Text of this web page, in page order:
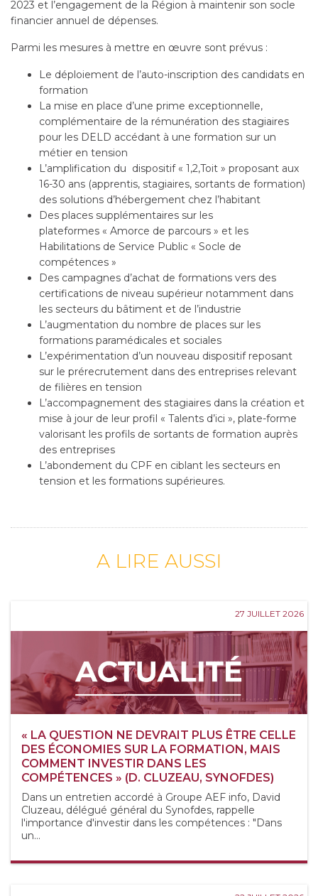
2023 et l’engagement de la Région à maintenir son socle
financier annuel de dépenses.
Parmi les mesures à mettre en œuvre sont prévus :
Le déploiement de l’auto-inscription des candidats en
formation
La mise en place d’une prime exceptionnelle,
complémentaire de la rémunération des stagiaires
pour les DELD accédant à une formation sur un
métier en tension
L’amplification du dispositif « 1,2,Toit » proposant aux
16-30 ans (apprentis, stagiaires, sortants de formation)
des solutions d’hébergement chez l’habitant
Des places supplémentaires sur les
plateformes « Amorce de parcours » et les
Habilitations de Service Public « Socle de
compétences »
Des campagnes d’achat de formations vers des
certifications de niveau supérieur notamment dans
les secteurs du bâtiment et de l’industrie
L’augmentation du nombre de places sur les
formations paramédicales et sociales
L’expérimentation d’un nouveau dispositif reposant
sur le prérecrutement dans des entreprises relevant
de filières en tension
L’accompagnement des stagiaires dans la création et
mise à jour de leur profil « Talents d’ici », plate-forme
valorisant les profils de sortants de formation auprès
des entreprises
L’abondement du CPF en ciblant les secteurs en
tension et les formations supérieures.
A LIRE AUSSI
27 JUILLET 2026
« LA QUESTION NE DEVRAIT PLUS ÊTRE CELLE
DES ÉCONOMIES SUR LA FORMATION, MAIS
COMMENT INVESTIR DANS LES
COMPÉTENCES » (D. CLUZEAU, SYNOFDES)
Dans un entretien accordé à Groupe AEF info, David
Cluzeau, délégué général du Synofdes, rappelle
l'importance d'investir dans les compétences : "Dans
un...